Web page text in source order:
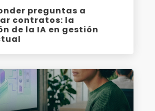
preguntas a
contratos: la
de la IA en gestión